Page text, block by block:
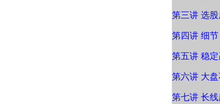
第三讲 选
第四讲 细
第五讲 稳
第六讲 大
第七讲 长